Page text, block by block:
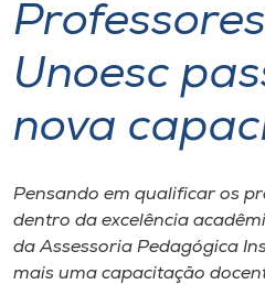
Pesquisa
Atendimento ao Estudante
Portal de Ensino
A
Unoesc
nova
Pensando em qualificar os
dentro da excelência
da Assessoria Pedagógica
mais uma capacitação